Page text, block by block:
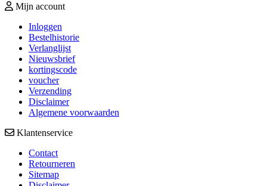
Mijn account
Inloggen
Bestelhistorie
Verlanglijst
Nieuwsbrief
kortingscode
voucher
Verzending
Disclaimer
Algemene voorwaarden
Klantenservice
Contact
Retourneren
Sitemap